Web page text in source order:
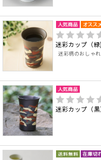
迷彩カップ（緑)
迷彩柄のおしゃ
迷彩カップ（黒